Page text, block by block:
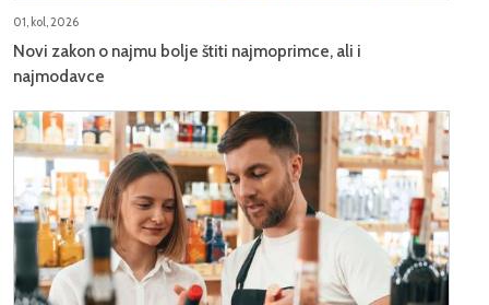
01, kol, 2026
Novi zakon o najmu bolje štiti najmoprimce, ali i
najmodavce